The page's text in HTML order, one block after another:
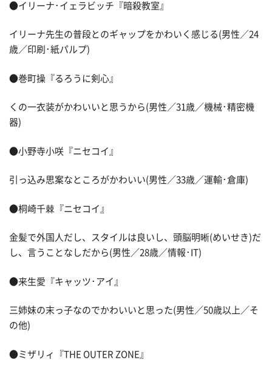
●イリーナ･イェラビッチ『暗殺教室』
イリーナ先生の普段とのギャップをかわいく感じる(男性／24
歳／印刷･紙パルプ)
●巻町操『るろうに剣心』
くの一衣装がかわいいと思うから(男性／31歳／機械･精密機
器)
●小野寺小咲『ニセコイ』
引っ込み思案なところがかわいい(男性／33歳／運輸･倉庫)
●桐崎千棘『ニセコイ』
金髪で外国人だし、スタイルは良いし、頭脳明晰(めいせき)だ
し、言うことなしだから(男性／28歳／情報･IT)
●来生愛『キャッツ･アイ』
三姉妹の末っ子なのでかわいいと思った(男性／50歳以上／そ
の他)
●ミザリィ『THE OUTER ZONE』